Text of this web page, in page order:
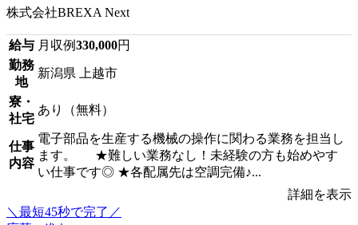
株式会社BREXA Next
給与 月収例330,000円
勤務
地
新潟県 上越市
寮・
社宅
あり（無料）
仕事
内容
電子部品を生産する機械の操作に関わる業務を担当し
ます。 ★難しい業務なし！未経験の方も始めやす
い仕事です◎ ★各配属先は空調完備♪...
詳細を表示
＼最短45秒で完了／